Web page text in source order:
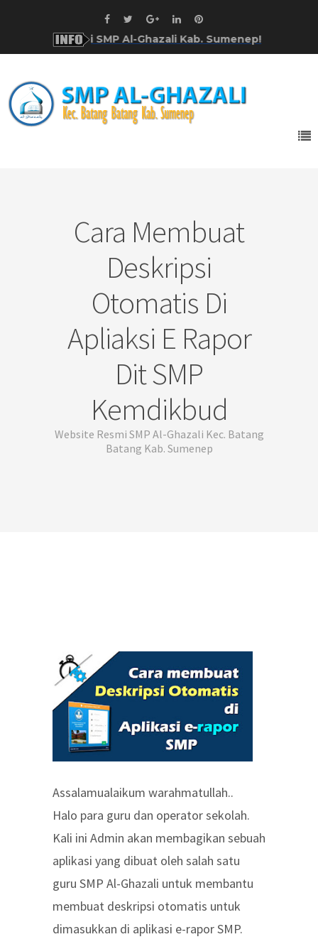
Datang! di SMP Al-Ghazali Kab. Sumenep!
Cara Membuat
Deskripsi
Otomatis Di
Apliaksi E Rapor
Dit SMP
Kemdikbud
Website Resmi SMP Al-Ghazali Kec. Batang
Batang Kab. Sumenep
Assalamualaikum warahmatullah..
Halo para guru dan operator sekolah.
Kali ini Admin akan membagikan sebuah
aplikasi yang dibuat oleh salah satu
guru SMP Al-Ghazali untuk membantu
membuat deskripsi otomatis untuk
dimasukkan di aplikasi e-rapor SMP.